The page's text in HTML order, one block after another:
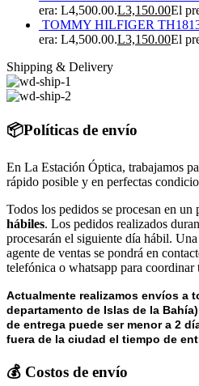
era: L4,500.00.L3,150.00El
TOMMY HILFIGER
era: L4,500.00.L3,150.00El
Shipping & Delivery
📦Políticas de envío
En La Estación Óptica, trabajamos
rápido posible y en perfectas
Todos los pedidos se procesan en un
hábiles. Los pedidos realizados
procesarán el siguiente día hábil.
agente de ventas se pondrá en
telefónica o whatsapp para coordinar
Actualmente realizamos envíos a
departamento de Islas de la
de entrega puede ser menor a 2
fuera de la ciudad el tiempo de
💰 Costos de envío